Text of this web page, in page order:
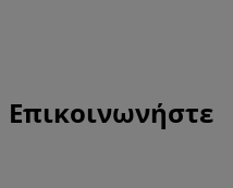
Επικοινωνήστε